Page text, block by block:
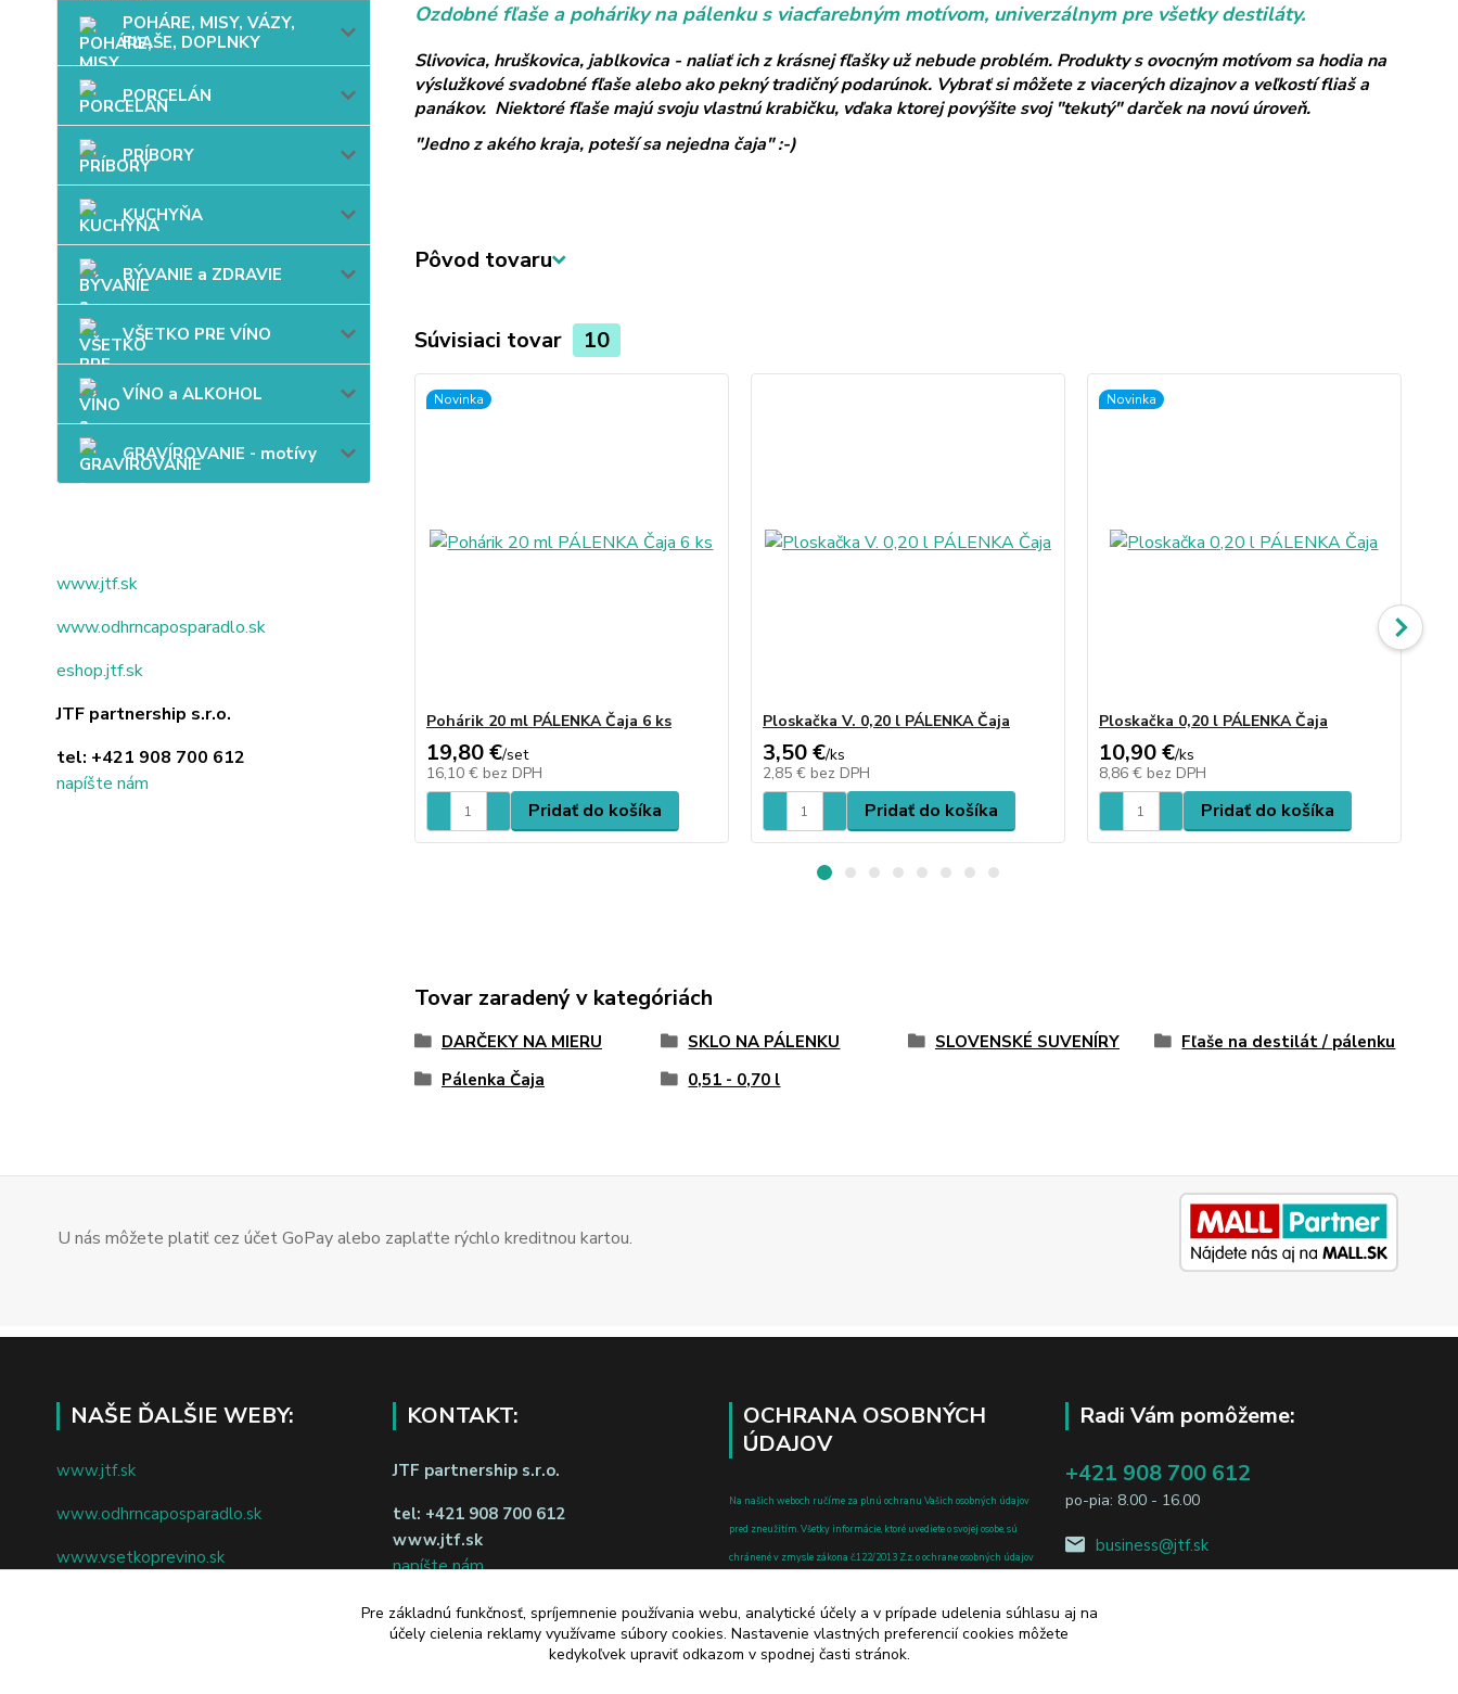
POHÁRE, MISY, VÁZY,
FĽAŠE, DOPLNKY
PORCELÁN
PRÍBORY
KUCHYŇA
BÝVANIE a ZDRAVIE
VŠETKO PRE VÍNO
VÍNO a ALKOHOL
GRAVÍROVANIE - motívy
www.jtf.sk
www.odhrncaposparadlo.sk
eshop.jtf.sk
JTF partnership s.r.o.
tel: +421 908 700 612
napíšte nám
Ozdobné fľaše a poháriky na pálenku s viacfarebným motívom, univerzálnym pre všetky destiláty.
Slivovica, hruškovica, jablkovica - naliať ich z krásnej fľašky už nebude problém. Produkty s ovocným motívom sa hodia na
výslužkové svadobné fľaše alebo ako pekný tradičný podarúnok. Vybrať si môžete z viacerých dizajnov a veľkostí fliaš a
panákov. Niektoré fľaše majú svoju vlastnú krabičku, vďaka ktorej povýšite svoj "tekutý" darček na novú úroveň.
"Jedno z akého kraja, poteší sa nejedna čaja" :-)
Pôvod tovaru
Súvisiaci tovar 10
Novinka
Pohárik 20 ml PÁLENKA Čaja 6 ks
19,80 €/set
16,10 € bez DPH
Pridať do košíka
Ploskačka V. 0,20 l PÁLENKA Čaja
3,50 €/ks
2,85 € bez DPH
Pridať do košíka
Novinka
Ploskačka 0,20 l PÁLENKA Čaja
10,90 €/ks
8,86 € bez DPH
Pridať do košíka
Tovar zaradený v kategóriách
DARČEKY NA MIERU SKLO NA PÁLENKU SLOVENSKÉ SUVENÍRY
Fľaše na destilát / pálenku
Pálenka Čaja
0,51 - 0,70 l
U nás môžete platiť cez účet GoPay alebo zaplaťte rýchlo kreditnou kartou.
NAŠE ĎALŠIE WEBY:
www.jtf.sk
www.odhrncaposparadlo.sk
www.vsetkoprevino.sk
KONTAKT:
JTF partnership s.r.o.
tel: +421 908 700 612
www.jtf.sk
napíšte nám
Odstúpiť od zmluvy tu
OCHRANA OSOBNÝCH
ÚDAJOV
Na našich weboch ručíme za plnú ochranu Vašich osobných údajov
pred zneužitím. Všetky informácie, ktoré uvediete o svojej osobe, sú
chránené v zmysle zákona č.122/2013 Z.z. o ochrane osobných údajov
Radi Vám pomôžeme:
+421 908 700 612
po-pia: 8.00 - 16.00
business@jtf.sk
Pre základnú funkčnosť, spríjemnenie používania webu, analytické účely a v prípade udelenia súhlasu aj na
účely cielenia reklamy využívame súbory cookies. Nastavenie vlastných preferencií cookies môžete
kedykoľvek upraviť odkazom v spodnej časti stránok.